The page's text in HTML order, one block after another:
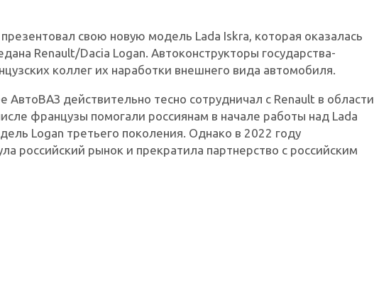
свою новую модель Lada Iskra, которая оказалась
Renault/Dacia Logan. Автоконструкторы государства-
коллег их наработки внешнего вида автомобиля.
АвтоВАЗ действительно тесно сотрудничал с Renault в области
французы помогали россиянам в начале работы над Lada
Logan третьего поколения. Однако в 2022 году
российский рынок и прекратила партнерство с российским